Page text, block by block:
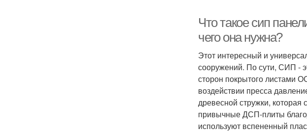
Что такое сип
чего она нужна?
Этот интересный и
сооружений. По сути, СИП -
сторон покрытого листами
воздействии пресса
древесной стружки,
привычные ДСП-плиты
используют вспененный